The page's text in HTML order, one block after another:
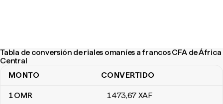
Tabla de conversión de riales omaníes a francos CFA de África
Central
Tabla de conversión de riales omaníes a francos CFA de África
MONTO CONVERTIDO
1OMR 1473,67 XAF